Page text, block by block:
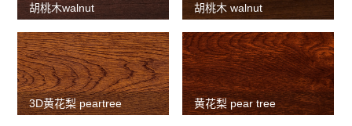
胡桃木walnut 胡桃木 walnut
3D黄花梨 peartree 黄花梨 pear tree